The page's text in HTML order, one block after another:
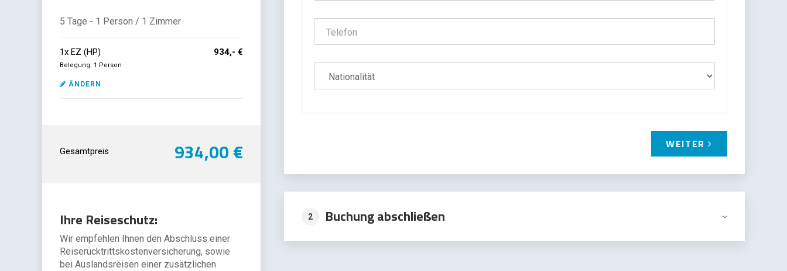
5 Tage - 1 Person / 1 Zimmer
1x EZ (HP) 934,- €
Belegung: 1 Person
ÄNDERN
Gesamtpreis 934,00 €
Ihre Reiseschutz:
Wir empfehlen Ihnen den Abschluss einer
Reiserücktrittskostenversicherung, sowie
bei Auslandsreisen einer zusätzlichen
WEITER
2 Buchung abschließen